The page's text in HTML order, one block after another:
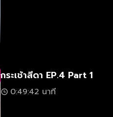
กระเช้าสีดา EP.4 Part 1
0:49:42 นาที